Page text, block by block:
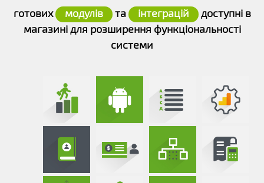
готових модулів та інтеграцій
доступні в
магазині для розширення функціональності
системи